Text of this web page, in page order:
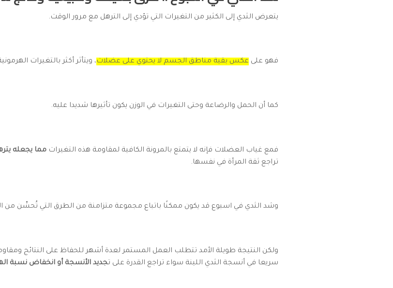
يتعرض الثدي إلى الكثير من التغيرات التي تؤدي إلى الترهل مع مرور الوقت.
فهو على عكس بقية مناطق الجسم لا يحتوي على عضلات، ويتأثر أكثر بالتغيرات
كما أن الحمل والرضاعة وحتى التغيرات في الوزن يكون تأثيرها شديدا عليه.
فمع غياب العضلات فإنه لا يتمتع بالمرونة الكافية لمقاومة هذه التغيرات مما يجعله
تراجع ثقة المرأة في نفسها.
وشد الثدي في اسبوع قد يكون ممكنًا باتباع مجموعة متزامنة من الطرق التي تُحسِّن من
ولكن النتيجة طويلة الأمد تتطلب العمل المستمر لعدة أشهر للحفاظ على النتائج
سريعا في أنسجة الثدي اللينة سواء تراجع القدرة على تجديد الأنسجة أو انخفاض نسبة